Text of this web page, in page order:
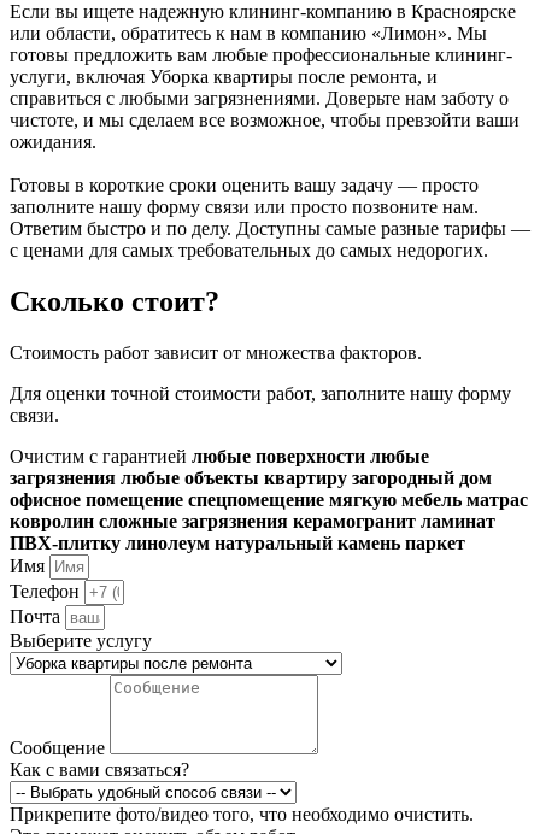
Если вы ищете надежную клининг-компанию в Красноярске
или области, обратитесь к нам в компанию «Лимон». Мы
готовы предложить вам любые профессиональные клининг-
услуги, включая Уборка квартиры после ремонта, и
справиться с любыми загрязнениями. Доверьте нам заботу о
чистоте, и мы сделаем все возможное, чтобы превзойти ваши
ожидания.
Готовы в короткие сроки оценить вашу задачу — просто
заполните нашу форму связи или просто позвоните нам.
Ответим быстро и по делу. Доступны самые разные тарифы —
с ценами для самых требовательных до самых недорогих.
Сколько стоит?
Стоимость работ зависит от множества факторов.
Для оценки точной стоимости работ, заполните нашу форму
связи.
Очистим с гарантией любые поверхности любые
загрязнения любые объекты квартиру загородный дом
офисное помещение спецпомещение мягкую мебель матрас
ковролин сложные загрязнения керамогранит ламинат
ПВХ-плитку линолеум натуральный камень паркет
Имя
Телефон
Почта
Выберите услугу
Сообщение
Как с вами связаться?
Прикрепите фото/видео того, что необходимо очистить.